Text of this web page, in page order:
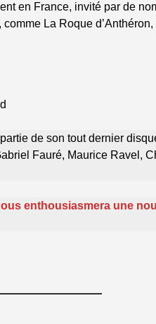
en France, invité par de
La Roque
de son tout dernier
Fauré, Maurice Ravel,
enthousiasmera une